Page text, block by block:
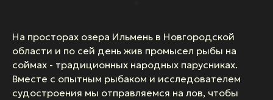
На просторах озера Ильмень в Новгородской
области и по сей день жив промысел рыбы на
соймах - традиционных народных парусниках.
Вместе с опытным рыбаком и исследователем
судостроения мы отправляемся на лов, чтобы